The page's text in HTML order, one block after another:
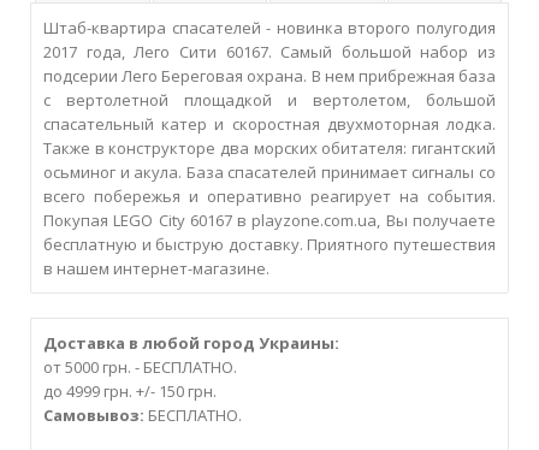
Штаб-квартира спасателей - новинка второго полугодия
2017 года, Лего Сити 60167. Самый большой набор из
подсерии Лего Береговая охрана. В нем прибрежная база
с вертолетной площадкой и вертолетом, большой
спасательный катер и скоростная двухмоторная лодка.
Также в конструкторе два морских обитателя: гигантский
осьминог и акула. База спасателей принимает сигналы со
всего побережья и оперативно реагирует на события.
Покупая LEGO City 60167 в playzone.com.ua, Вы получаете
бесплатную и быструю доставку. Приятного путешествия
в нашем интернет-магазине.
Доставка в любой город Украины:
от 5000 грн. - БЕСПЛАТНО.
до 4999 грн. +/- 150 грн.
Самовывоз: БЕСПЛАТНО.